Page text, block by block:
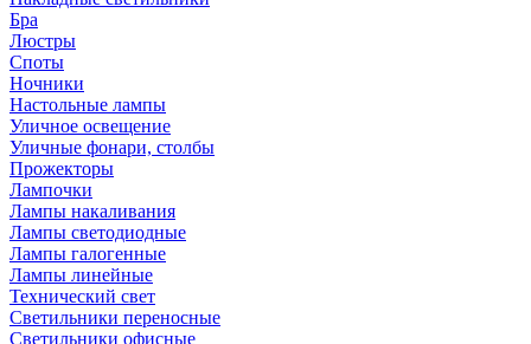
Бра
Люстры
Споты
Ночники
Настольные лампы
Уличное освещение
Уличные фонари, столбы
Прожекторы
Лампочки
Лампы накаливания
Лампы светодиодные
Лампы галогенные
Лампы линейные
Технический свет
Светильники переносные
Светильники офисные